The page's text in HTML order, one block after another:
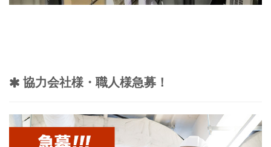
協力会社様・職人様急募！